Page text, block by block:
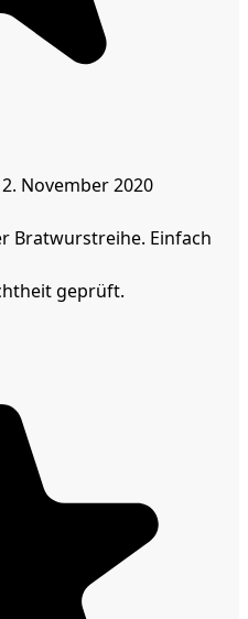
November 2020
Bratwurstreihe. Einfach
geprüft.